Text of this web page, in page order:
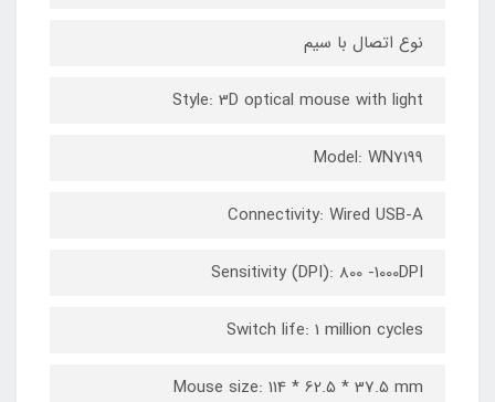
نوع اتصال با سیم
Style: 3D optical mouse with light
Model: WN7199
Connectivity: Wired USB-A
Sensitivity (DPI): 800 -1000DPI
Switch life: 1 million cycles
Mouse size: 114 * 62.5 * 37.5 mm